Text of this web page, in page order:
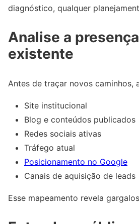
diagnóstico, qualquer
Analise a
existente
Antes de traçar novos caminhos,
Site institucional
Blog e conteúdos publicados
Redes sociais ativas
Tráfego atual
Posicionamento no Google
Canais de aquisição de leads
Esse mapeamento revela